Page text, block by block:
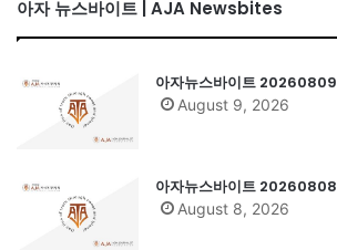
아자 뉴스바이트 | AJA Newsbites
아자뉴스바이트 20260809
August 9, 2026
아자뉴스바이트 20260808
August 8, 2026